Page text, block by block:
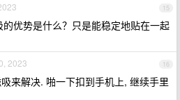
15
的优势是什么？只是能稳定地贴在一起
16
2023
来解决. 啪一下扣到手机上, 继续手里